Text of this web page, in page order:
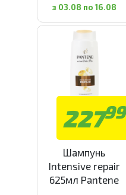
з 03.08 по 16.08
22799
Шампунь
Intensive repair
625мл Pantene